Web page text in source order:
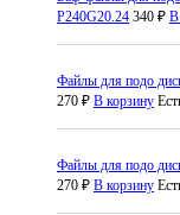
P240G20.24 340 ₽ В
Файлы для подо
270 ₽ В корзину
Файлы для подо
270 ₽ В корзину